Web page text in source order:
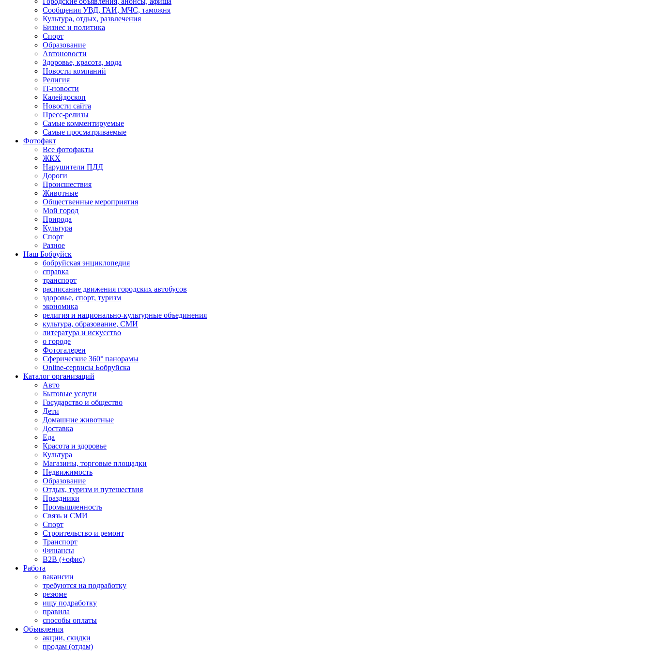
Сообщения УВД, ГАИ, МЧС, таможня
Культура, отдых, развлечения
Бизнес и политика
Спорт
Образование
Автоновости
Здоровье, красота, мода
Новости компаний
Религия
IT-новости
Калейдоскоп
Новости сайта
Пресс-релизы
Самые комментируемые
Самые просматриваемые
Фотофакт
Все фотофакты
ЖКХ
Нарушители ПДД
Дороги
Происшествия
Животные
Общественные мероприятия
Мой город
Природа
Культура
Спорт
Разное
Наш Бобруйск
бобруйская энциклопедия
справка
транспорт
расписание движения городских автобусов
здоровье, спорт, туризм
экономика
религия и национально-культурные объединения
культура, образование, СМИ
литература и искусство
о городе
Фотогалереи
Сферические 360° панорамы
Online-сервисы Бобруйска
Каталог организаций
Авто
Бытовые услуги
Государство и общество
Дети
Домашние животные
Доставка
Еда
Красота и здоровье
Культура
Магазины, торговые площадки
Недвижимость
Образование
Отдых, туризм и путешествия
Праздники
Промышленность
Связь и СМИ
Спорт
Строительство и ремонт
Транспорт
Финансы
B2B (+офис)
Работа
вакансии
требуются на подработку
резюме
ищу подработку
правила
способы оплаты
Объявления
акции, скидки
продам (отдам)